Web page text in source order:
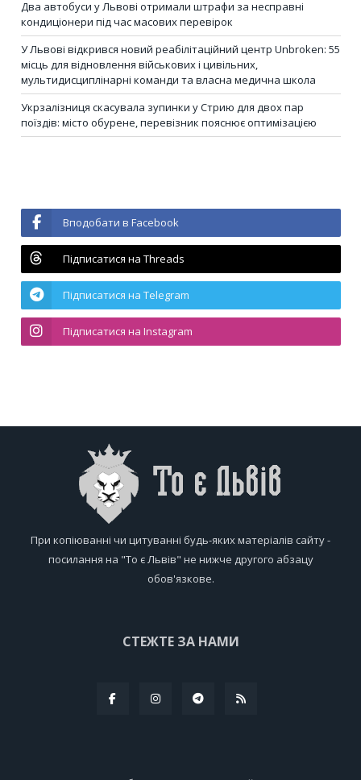
Два автобуси у Львові отримали штрафи за несправні
кондиціонери під час масових перевірок
У Львові відкрився новий реабілітаційний центр Unbroken: 55
місць для відновлення військових і цивільних,
мультидисциплінарні команди та власна медична школа
Укрзалізниця скасувала зупинки у Стрию для двох пар
поїздів: місто обурене, перевізник пояснює оптимізацією
Вподобати в Facebook
Підписатися на Threads
Підписатися на Telegram
Підписатися на Instagram
При копіюванні чи цитуванні будь-яких матеріалів сайту -
посилання на "То є Львів" не нижче другого абзацу
обов'язкове.
СТЕЖТЕ ЗА НАМИ